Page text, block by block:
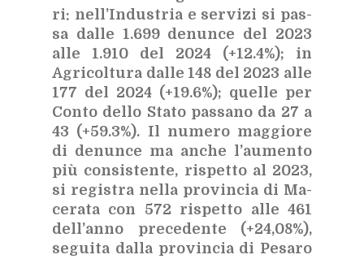
ri: nel­l’In­du­stria e ser­vi­zi si pas­
sa dal­le 1.699 de­nun­ce del 2023
alle 1.910 del 2024 (+12.4%); in
Agri­col­tu­ra dal­le 148 del 2023 alle
177 del 2024 (+19.6%); quel­le per
Con­to del­lo Sta­to pas­sa­no da 27 a
43 (+59.3%). Il nu­me­ro mag­gio­re
di de­nun­ce ma an­che l’au­men­to
più con­si­sten­te, ri­spet­to al 2023,
si re­gi­stra nel­la pro­vin­cia di Ma­
ce­ra­ta con 572 ri­spet­to alle 461
del­l’an­no pre­ce­den­te (+24,08%),
se­gui­ta dal­la pro­vin­cia di Pe­sa­ro